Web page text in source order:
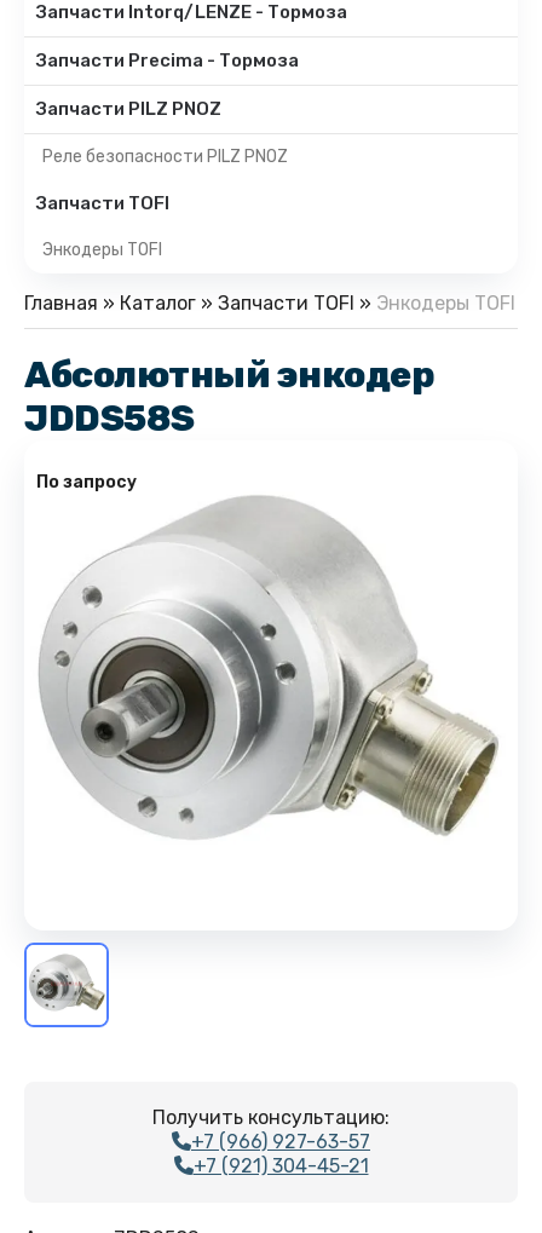
Запчасти Intorq/LENZE - Тормоза
Запчасти Precima - Тормоза
Запчасти PILZ PNOZ
Реле безопасности PILZ PNOZ
Запчасти TOFI
Энкодеры TOFI
Главная » Каталог » Запчасти TOFI » Энкодеры TOFI
Абсолютный энкодер
JDDS58S
По запросу
Получить консультацию:
+7 (966) 927-63-57
+7 (921) 304-45-21